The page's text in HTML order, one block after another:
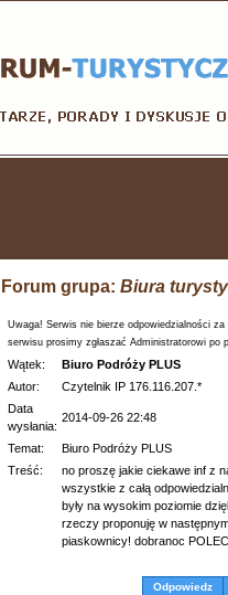
Forum grupa: Biura
Uwaga! Serwis nie bierze odpowiedzialności
serwisu prosimy zgłaszać Administratorowi po
Wątek:
Biuro Podróży PLUS
Autor:
Czytelnik IP 176.116.207.*
Data
wysłania:
2014-09-26 22:48
Temat:
Biuro Podróży PLUS
Treść:
no proszę jakie ciekawe inf z
wszystkie z całą
były na wysokim poziomie
rzeczy proponuję w
piaskownicy! dobranoc
Odpowiedz